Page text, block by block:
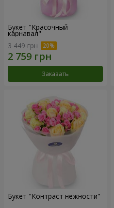
Букет "Красочный
карнавал"
3 449 грн
Заказать
Букет "Контраст нежности"